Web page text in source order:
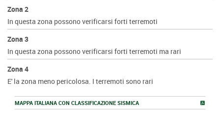
Zona 2
In questa zona possono verificarsi forti terremoti
Zona 3
In questa zona possono verificarsi forti terremoti ma rari
Zona 4
E' la zona meno pericolosa. I terremoti sono rari
MAPPA ITALIANA CON CLASSIFICAZIONE SISMICA